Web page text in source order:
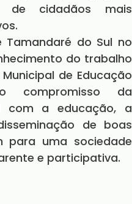
de cidadãos mais
do Sul no
do trabalho
de Educação
compromisso da
com a educação, a
de boas
para uma sociedade
e participativa.